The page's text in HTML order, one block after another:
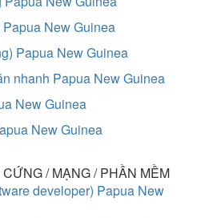
New Guinea
Papua New Guinea
nhanh Papua New Guinea
New Guinea
New Guinea
/ MẠNG / PHẦN MỀM
developer) Papua New